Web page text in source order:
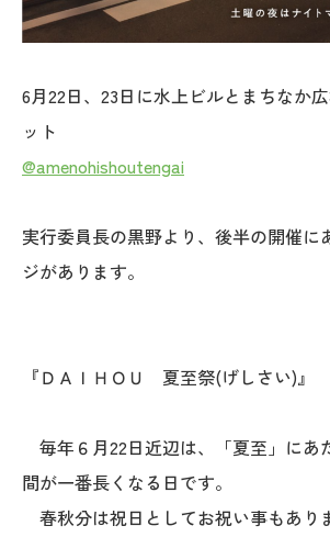
6月22日、23日に水上ビルとまちなか
ット
@amenohishoutengai
実行委員長の黒野より、後半の開催に
ジがあります。
『ＤＡＩＨＯＵ 夏至祭(げしさい)』
毎年６月22日近辺は、「夏至」にあ
間が一番長くなる日です。
春秋分は祝日としてお祝い事もあり